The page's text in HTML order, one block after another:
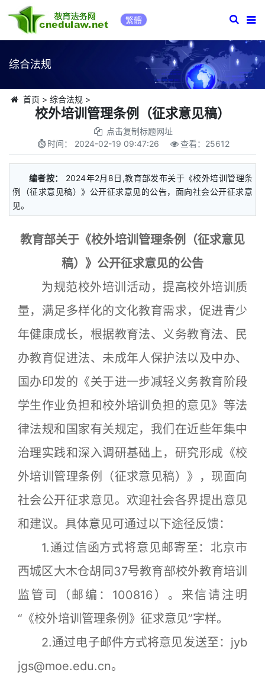
繁體
综合法规
首页 > 综合法规 >
校外培训管理条例（征求意见稿）
点击复制标题网址
时间： 2024-02-19 09:47:26 查看： 25612
编者按：
2024年2月8日,教育部发布关于《校外培训管理条
例（征求意见稿）》公开征求意见的公告，面向社会公开征求意
见。
教育部关于《校外培训管理条例（征求意见
稿）》公开征求意见的公告
为规范校外培训活动，提高校外培训质
量，满足多样化的文化教育需求，促进青少
年健康成长，根据教育法、义务教育法、民
办教育促进法、未成年人保护法以及中办、
国办印发的《关于进一步减轻义务教育阶段
学生作业负担和校外培训负担的意见》等法
律法规和国家有关规定，我们在近些年集中
治理实践和深入调研基础上，研究形成《校
外培训管理条例（征求意见稿）》，现面向
社会公开征求意见。欢迎社会各界提出意见
和建议。具体意见可通过以下途径反馈：
1.通过信函方式将意见邮寄至：北京市
西城区大木仓胡同37号教育部校外教育培训
监管司（邮编：100816）。来信请注明
“《校外培训管理条例》征求意见”字样。
2.通过电子邮件方式将意见发送至：jyb
jgs@moe.edu.cn。